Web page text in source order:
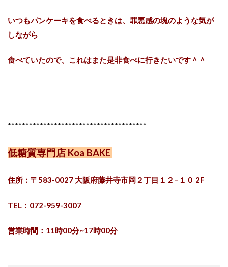
いつもパンケーキを食べるときは、罪悪感の塊のような気が
しながら
食べていたので、これはまた是非食べに行きたいです＾＾
***************************************
低糖質専門店 Koa BAKE
住所：〒583-0027 大阪府藤井寺市岡２丁目１２−１０ 2F
TEL：072-959-3007
営業時間：11時00分~17時00分